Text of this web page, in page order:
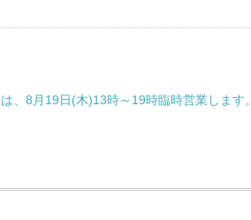
、8月19日(木)13時～19時臨時営業します。